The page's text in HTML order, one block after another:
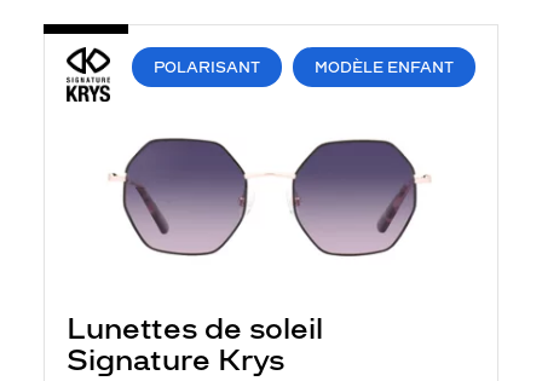
POLARISANT MODÈLE ENFANT
Lunettes de soleil
Signature Krys